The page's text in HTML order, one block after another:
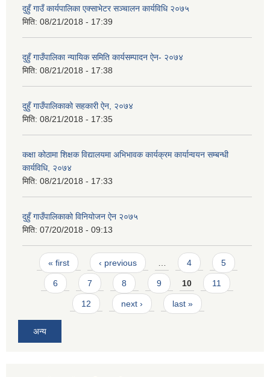
दुहुँ गाउँ कार्यपालिका एक्साभेटर सञ्चालन कार्यविधि २०७५
मिति: 08/21/2018 - 17:39
दुहुँ गाउँपालिका न्यायिक समिति कार्यसम्पादन ऐन- २०७४
मिति: 08/21/2018 - 17:38
दुहुँ गाउँपालिकाको सहकारी ऐन, २०७४
मिति: 08/21/2018 - 17:35
कक्षा कोठामा शिक्षक विद्यालयमा अभिभावक कार्यक्रम कार्यान्वयन सम्बन्धी
कार्यविधि, २०७४
मिति: 08/21/2018 - 17:33
दुहुँ गाउँपालिकाको विनियोजन ऐन २०७५
मिति: 07/20/2018 - 09:13
Pages
« first ‹ previous 4 5
6 7 8 9 10 11
12 next › last »
अन्य